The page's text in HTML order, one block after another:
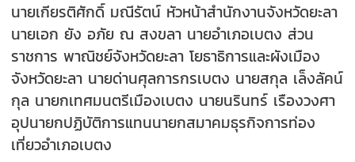
นายเกียรติศักดิ์ มณีรัตน์ หัวหน้าสำนักงานจังหวัดยะลา
นายเอก ยัง อภัย ณ สงขลา นายอำเภอเบตง ส่วน
ราชการ พาณิชย์จังหวัดยะลา โยธาธิการและผังเมือง
จังหวัดยะลา นายด่านศุลการกรเบตง นายสกุล เล็งลัคน์
กุล นายกเทศมนตรีเมืองเบตง นายนรินทร์ เรืองวงศา
อุปนายกปฏิบัติการแทนนายกสมาคมธุรกิจการท่อง
เที่ยวอำเภอเบตง